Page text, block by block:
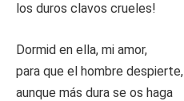
los duros clavos crueles!
Dormid en ella, mi amor,
para que el hombre despierte,
aunque más dura se os haga